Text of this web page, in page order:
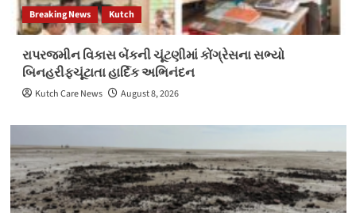
Breaking News Kutch
રાપરજમીન વિકાસ બેંકની ચૂંટણીમાં કોંગ્રેસના સભ્યો
બિનહરીફચૂંટાતા હાર્દિક અભિનંદન
Kutch Care News August 8, 2026